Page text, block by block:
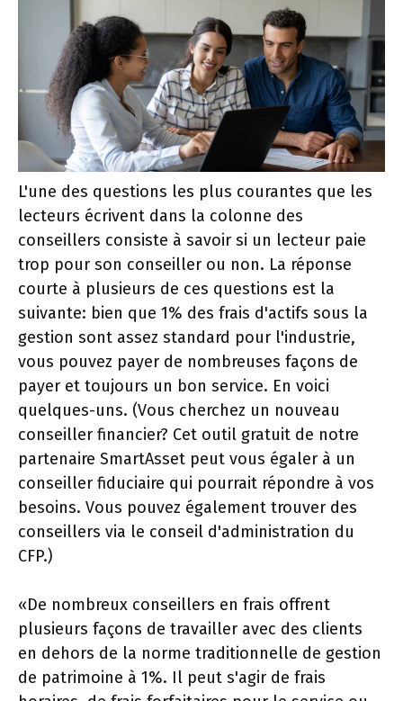
L'une des questions les plus courantes que les
lecteurs écrivent dans la colonne des
conseillers consiste à savoir si un lecteur paie
trop pour son conseiller ou non. La réponse
courte à plusieurs de ces questions est la
suivante: bien que 1% des frais d'actifs sous la
gestion sont assez standard pour l'industrie,
vous pouvez payer de nombreuses façons de
payer et toujours un bon service. En voici
quelques-uns. (Vous cherchez un nouveau
conseiller financier? Cet outil gratuit de notre
partenaire SmartAsset peut vous égaler à un
conseiller fiduciaire qui pourrait répondre à vos
besoins. Vous pouvez également trouver des
conseillers via le conseil d'administration du
CFP.)
«De nombreux conseillers en frais offrent
plusieurs façons de travailler avec des clients
en dehors de la norme traditionnelle de gestion
de patrimoine à 1%. Il peut s'agir de frais